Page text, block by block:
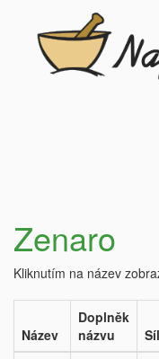
Zenaro
Kliknutím na název
Název
Doplněk
názvu